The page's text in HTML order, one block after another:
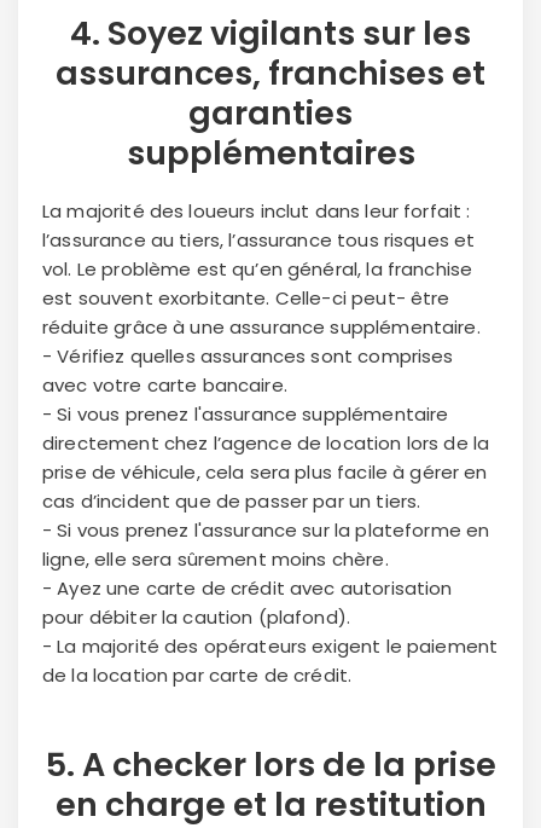
4. Soyez vigilants sur les
assurances, franchises et
garanties
supplémentaires
La majorité des loueurs inclut dans leur forfait :
l’assurance au tiers, l’assurance tous risques et
vol. Le problème est qu’en général, la franchise
est souvent exorbitante. Celle-ci peut- être
réduite grâce à une assurance supplémentaire.
- Vérifiez quelles assurances sont comprises
avec votre carte bancaire.
- Si vous prenez l'assurance supplémentaire
directement chez l’agence de location lors de la
prise de véhicule, cela sera plus facile à gérer en
cas d’incident que de passer par un tiers.
- Si vous prenez l'assurance sur la plateforme en
ligne, elle sera sûrement moins chère.
- Ayez une carte de crédit avec autorisation
pour débiter la caution (plafond).
- La majorité des opérateurs exigent le paiement
de la location par carte de crédit.
5. A checker lors de la prise
en charge et la restitution
Continuer avec Apple
ou connectez-vous par mail
Politique de
confidentialité.